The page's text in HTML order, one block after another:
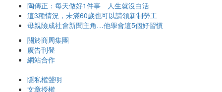
陶傳正：每天做好1件事 人生就沒白活
這3種情況，未滿60歲也可以請領新制勞工
母親險成社會新聞主角…他學會這5個好習慣
關於商周集團
廣告刊登
網站合作
隱私權聲明
文章授權